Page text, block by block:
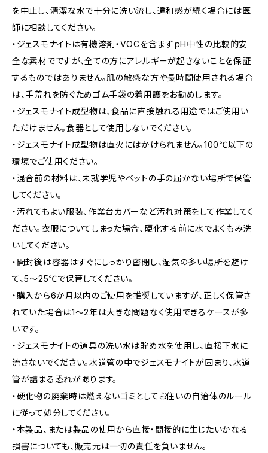
を中止し、清潔な水で十分に洗い流し、違和感が続く場合には医
師に相談してください。
・ジェスモナイトは有機溶剤・VOCを含まずｐH中性の比較的安
全な素材でですが、全ての方にアレルギーが起きないことを保証
するものではありません。肌の敏感な方や長時間使用される場合
は、手荒れを防ぐためゴム手袋の着用護をお勧めします。
・ジェスモナイト成型物は、食品に直接触れる用途ではご使用い
ただけません。食器として使用しないでください。
・ジェスモナイト成型物は直火にはかけられません。100℃以下の
環境でご使用ください。
・混合前の材料は、未就学児やペットの手の届かない場所で保管
してください。
・汚れてもよい服装、作業台カバーなど汚れ対策をして作業してく
ださい。衣服についてしまった場合、硬化する前に水でよくもみ洗
いしてください。
・開封後は容器はすぐにしっかり密閉し、湿気の多い場所を避け
て、5～25℃で保管してください。
・購入から6か月以内のご使用を推奨していますが、正しく保管さ
れていた場合は1～2年は大きな問題なく使用できるケースが多
いです。
・ジェスモナイトの道具の洗い水は貯め水を使用し、直接下水に
流さないでください。水道管の中でジェスモナイトが固まり、水道
管が詰まる恐れがあります。
・硬化物の廃棄時は燃えないゴミとしてお住いの自治体のルール
に従って処分してください。
・本製品、または製品の使用から直接・間接的に生じたいかなる
損害についても、販売元は一切の責任を負いません。